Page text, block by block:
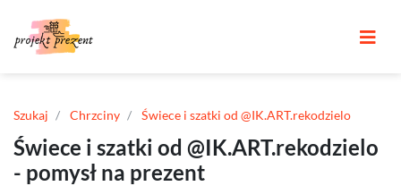
Szukaj Chrzciny Świece i szatki od @IK.ART.rekodzielo
Świece i szatki od @IK.ART.rekodzielo
- pomysł na prezent